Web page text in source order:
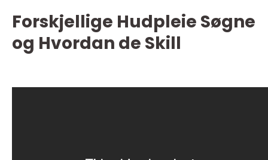
Forskjellige Hudpleie Søgne
og Hvordan de Skill